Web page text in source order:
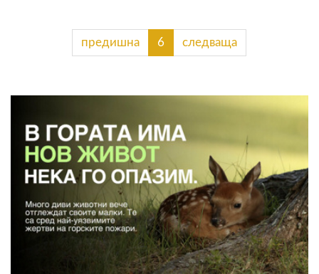
предишна 6 следваща